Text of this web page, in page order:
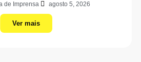
de Imprensa agosto 5, 2026
Ver mais